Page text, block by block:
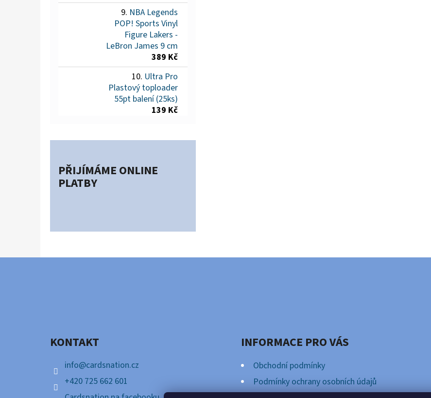
NBA Legends
POP! Sports Vinyl
Figure Lakers -
LeBron James 9 cm
389 Kč
Ultra Pro
Plastový toploader
55pt balení (25ks)
139 Kč
PŘIJÍMÁME ONLINE
PLATBY
KONTAKT
info@cardsnation.cz
+420 725 662 601
INFORMACE PRO VÁS
Obchodní podmínky
Podmínky ochrany osobních údajů